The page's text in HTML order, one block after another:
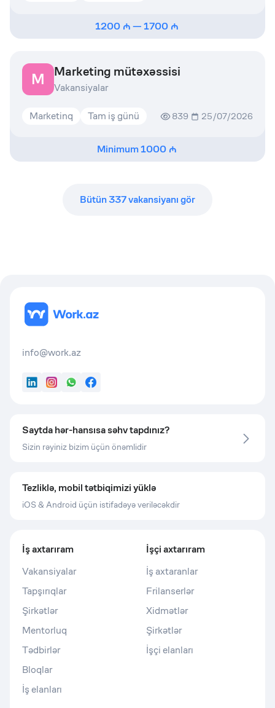
1200 —1700
M Marketing mütəxəssisi
Vakansiyalar
Marketinq Tam iş günü 839 25/07/2026
Minimum1000
Bütün337vakansiyanı gör
info@work.az
LinkedInInstagram
WhatsApp
Facebook
Saytda hər-hansısa səhv tapdınız?
Sizin rəyiniz bizim üçün önəmlidir
Tezliklə, mobil tətbiqimizi yüklə
iOS & Android üçün istifadəyə veriləcəkdir
İş axtarıram
Vakansiyalar
Tapşırıqlar
Şirkətlər
Mentorluq
Tədbirlər
Bloqlar
İş elanları
İşçi axtarıram
İş axtaranlar
Frilanserlər
Xidmətlər
Şirkətlər
İşçi elanları